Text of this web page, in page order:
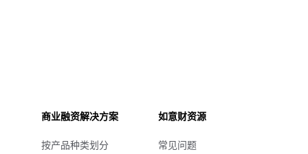
商业融资解决方案
按产品种类划分
如意财资源
常见问题